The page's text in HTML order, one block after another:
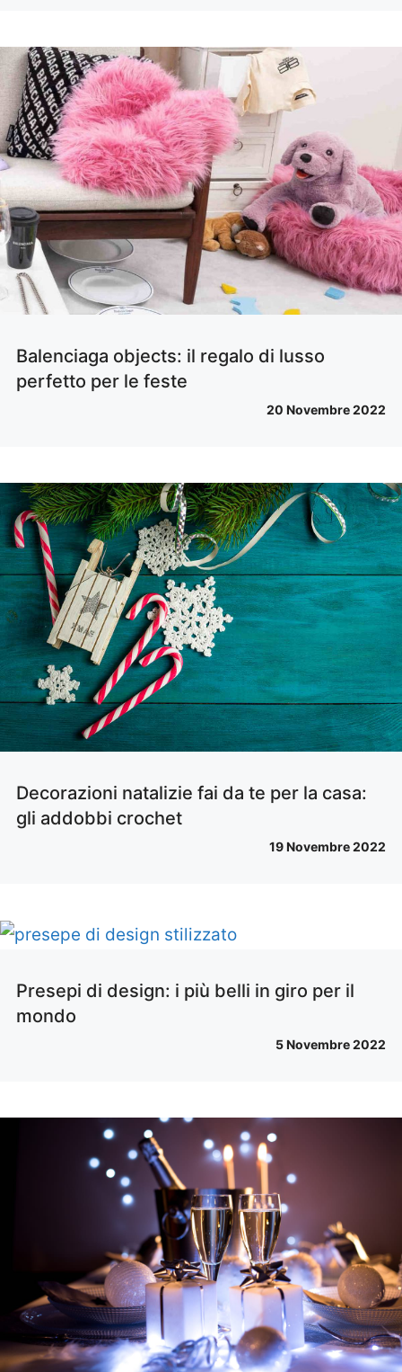
Balenciaga objects: il regalo di lusso
perfetto per le feste
20 Novembre 2022
Decorazioni natalizie fai da te per la casa:
gli addobbi crochet
19 Novembre 2022
Presepi di design: i più belli in giro per il
mondo
5 Novembre 2022